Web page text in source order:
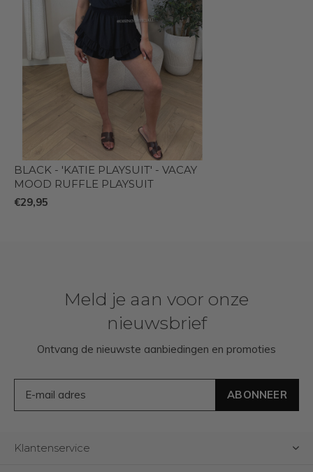
BLACK - 'KATIE PLAYSUIT' - VACAY
MOOD RUFFLE PLAYSUIT
€29,95
Meld je aan voor onze
nieuwsbrief
Ontvang de nieuwste aanbiedingen en promoties
ABONNEER
Klantenservice